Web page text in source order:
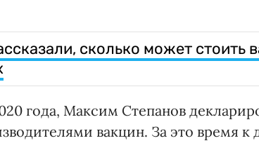
сколько может стоить
года, Максим Степанов
вакцин. За это время